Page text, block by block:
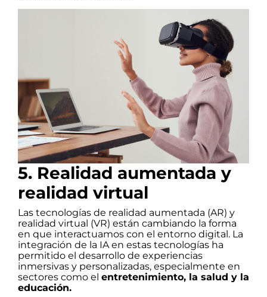
5. Realidad aumentada y
realidad virtual
Las tecnologías de realidad aumentada (AR) y
realidad virtual (VR) están cambiando la forma
en que interactuamos con el entorno digital. La
integración de la IA en estas tecnologías ha
permitido el desarrollo de experiencias
inmersivas y personalizadas, especialmente en
sectores como el entretenimiento, la salud y la
educación.